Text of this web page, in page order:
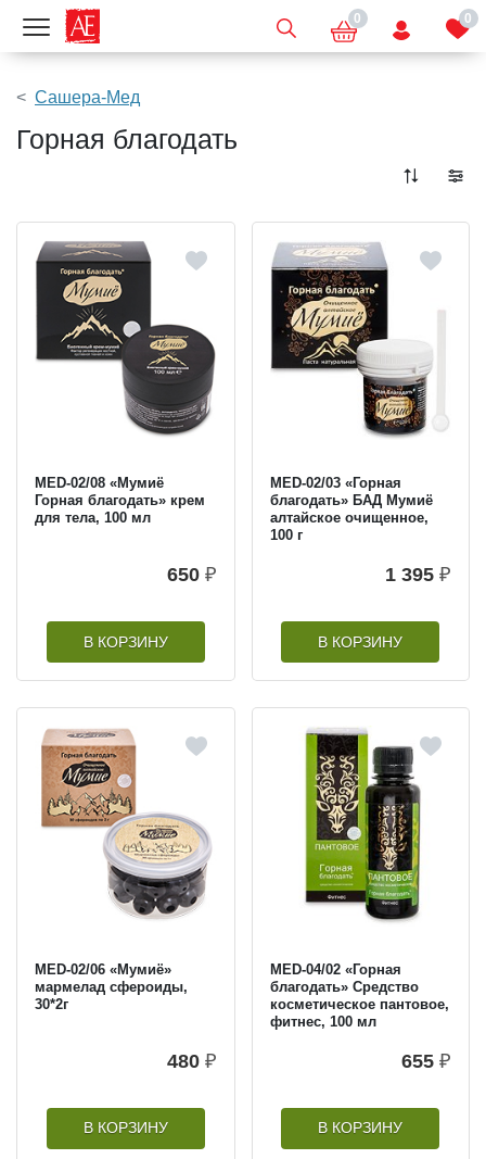
Показать меню 0 0
Сашера-Мед
Горная благодать
MED-02/08 «Мумиё
Горная благодать» крем
для тела, 100 мл
650 ₽
В КОРЗИНУ
MED-02/03 «Горная
благодать» БАД Мумиё
алтайское очищенное,
100 г
1 395 ₽
В КОРЗИНУ
MED-02/06 «Мумиё»
мармелад сфероиды,
30*2г
480 ₽
В КОРЗИНУ
MED-04/02 «Горная
благодать» Средство
косметическое пантовое,
фитнес, 100 мл
655 ₽
В КОРЗИНУ